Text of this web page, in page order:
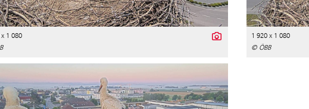
1 080
1 920 x 1 080
© ÖBB